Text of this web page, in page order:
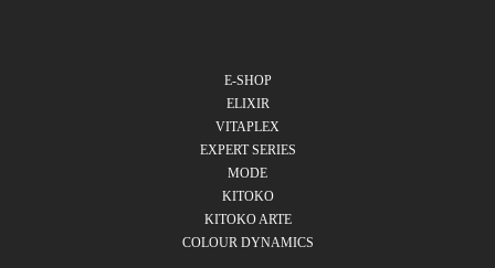
E-SHOP
ELIXIR
VITAPLEX
EXPERT SERIES
MODE
KITOKO
KITOKO ARTE
COLOUR DYNAMICS